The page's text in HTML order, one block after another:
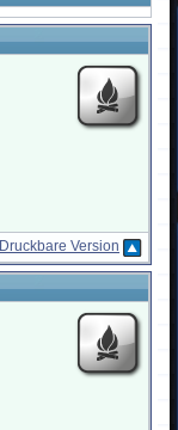
Druckbare Version